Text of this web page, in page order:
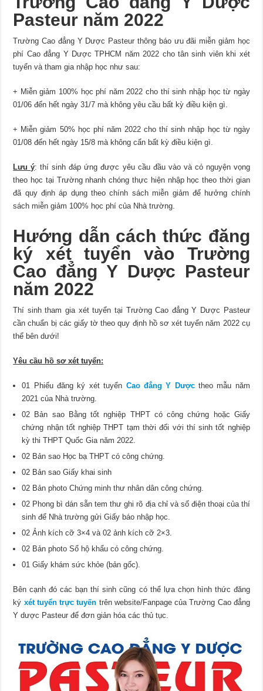
Pasteur năm 2022
Trường Cao đẳng Y Dược Pasteur thông báo ưu đãi miễn giảm học
phí Cao đẳng Y Dược TPHCM năm 2022 cho tân sinh viên khi xét
tuyển và tham gia nhập học như sau:
+ Miễn giảm 100% học phí năm 2022 cho thí sinh nhập học từ ngày
01/06 đến hết ngày 31/7 mà không yêu cầu bất kỳ điều kiện gì.
+ Miễn giảm 50% học phí năm 2022 cho thí sinh nhập học từ ngày
01/08 đến hết ngày 15/8 mà không cẩn bất kỳ điều kiện gì.
Lưu ý: thí sinh đáp ứng được yêu cầu đầu vào và có nguyện vọng
theo học tại Trường nhanh chóng thực hiện nhập học theo thời gian
đã quy định áp dụng theo chính sách miễn giảm để hưởng chính
sách miễn giảm 100% học phí của Nhà trường.
Hướng dẫn cách thức đăng
ký xét tuyển vào Trường
Cao đẳng Y Dược Pasteur
năm 2022
Thí sinh tham gia xét tuyển tại Trường Cao đẳng Y Dược Pasteur
cần chuẩn bị các giấy tờ theo quy định hồ sơ xét tuyển năm 2022 cụ
thể bên dưới!
Yêu cầu hồ sơ xét tuyển:
01 Phiếu đăng ký xét tuyển Cao đẳng Y Dượctheo mẫu năm
2021 của Nhà trường.
02 Bản sao Bằng tốt nghiệp THPT có công chứng hoặc Giấy
chứng nhận tốt nghiệp THPT tạm thời đối với thí sinh tốt nghiệp
kỳ thi THPT Quốc Gia năm 2022.
02 Bản sao Học bạ THPT có công chứng.
02 Bản sao Giấy khai sinh
02 Bản photo Chứng minh thư nhân dân công chứng.
02 Phong bì dán sẵn tem thư ghi rõ địa chỉ và số điện thoại của thí
sinh để Nhà trường gửi Giấy báo nhập học.
02 Ảnh kích cỡ 3×4 và 02 ảnh kích cỡ 2×3.
02 Bản photo Sổ hộ khẩu có công chứng.
01 Giấy khám sức khỏe (bản gốc).
Bên cạnh đó các bạn thí sinh cũng có thể lựa chọn hình thức đăng
ký xét tuyển trực tuyến trên website/Fanpage của Trường Cao đẳng
Y dược Pasteur để đơn giản hóa các thủ tục.